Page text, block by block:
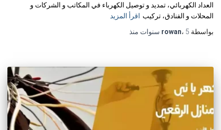
العداد الكهربائي، تمديد و توصيل الكهرباء في المكاتب و الشركات و
المحلات و الفنادق، تركيب اقرأ المزيد
بواسطة
rowan، 5 سنوات منذ